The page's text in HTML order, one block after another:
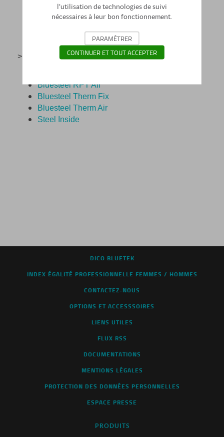
> Se rendre sur les produits compatibles :
Bluesteel RPT Air
Bluesteel Therm Fix
Bluesteel Therm Air
Steel Inside
DICO BLUETEK
INDEX ÉGALITÉ PROFESSIONNELLE FEMMES / HOMMES
CONTACTEZ-NOUS
OPTIONS ET ACCESSSOIRES
LIENS UTILES
FLUX RSS
DOCUMENTATIONS
MENTIONS LÉGALES
PROTECTION DES DONNÉES PERSONNELLES
ESPACE PRESSE
PRODUITS
l'utilisation de technologies de suivi
nécessaires à leur bon fonctionnement.
PARAMÉTRER
CONTINUER ET TOUT ACCEPTER